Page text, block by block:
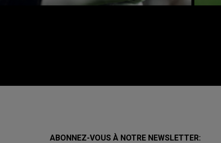
ABONNEZ-VOUS À NOTRE NEWSLETTER: